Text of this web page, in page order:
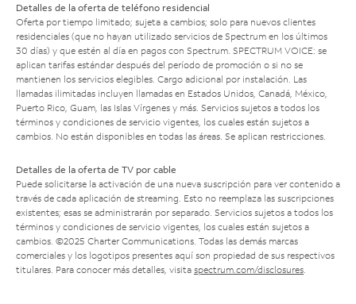
Detalles de la oferta de teléfono residencial
Oferta por tiempo limitado; sujeta a cambios; solo para nuevos clientes
residenciales (que no hayan utilizado servicios de Spectrum en los últimos
30 días) y que estén al día en pagos con Spectrum. SPECTRUM VOICE: se
aplican tarifas estándar después del período de promoción o si no se
mantienen los servicios elegibles. Cargo adicional por instalación. Las
llamadas ilimitadas incluyen llamadas en Estados Unidos, Canadá, México,
Puerto Rico, Guam, las Islas Vírgenes y más. Servicios sujetos a todos los
términos y condiciones de servicio vigentes, los cuales están sujetos a
cambios. No están disponibles en todas las áreas. Se aplican restricciones.
Detalles de la oferta de TV por cable
Puede solicitarse la activación de una nueva suscripción para ver contenido a
través de cada aplicación de streaming. Esto no reemplaza las suscripciones
existentes; esas se administrarán por separado. Servicios sujetos a todos los
términos y condiciones de servicio vigentes, los cuales están sujetos a
cambios. ©2025 Charter Communications. Todas las demás marcas
comerciales y los logotipos presentes aquí son propiedad de sus respectivos
titulares. Para conocer más detalles, visita spectrum.com/disclosures